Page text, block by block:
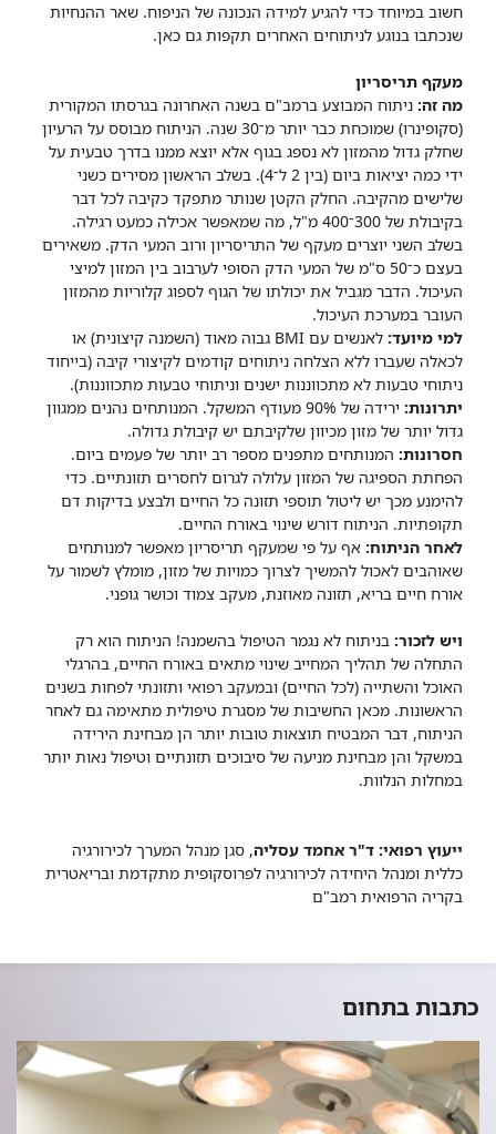
חשוב במיוחד כדי להגיע למידה הנכונה של הניפוח. שאר ההנחיות
שנכתבו בנוגע לניתוחים האחרים תקפות גם כאן.
מעקף תריסריון
מה זה: ניתוח המבוצע ברמב"ם בשנה האחרונה בגרסתו המקורית
(סקופינרו) שמוכחת כבר יותר מ־30 שנה. הניתוח מבוסס על הרעיון
שחלק גדול מהמזון לא נספג בגוף אלא יוצא ממנו בדרך טבעית על
ידי כמה יציאות ביום (בין 2 ל־4). בשלב הראשון מסירים כשני
שלישים מהקיבה. החלק הקטן שנותר מתפקד כקיבה לכל דבר
בקיבולת של 300־400 מ"ל, מה שמאפשר אכילה כמעט רגילה.
בשלב השני יוצרים מעקף של התריסריון ורוב המעי הדק. משאירים
בעצם כ־50 ס"מ של המעי הדק הסופי לערבוב בין המזון למיצי
העיכול. הדבר מגביל את יכולתו של הגוף לספוג קלוריות מהמזון
העובר במערכת העיכול.
למי מיועד:
לאנשים עם BMI גבוה מאוד (השמנה קיצונית) או
לכאלה שעברו ללא הצלחה ניתוחים קודמים לקיצורי קיבה (בייחוד
ניתוחי טבעות לא מתכווננות ישנים וניתוחי טבעות מתכווננות).
יתרונות:
ירידה של 90% מעודף המשקל. המנותחים נהנים ממגוון
גדול יותר של מזון מכיוון שלקיבתם יש קיבולת גדולה.
חסרונות: המנותחים מתפנים מספר רב יותר של פעמים ביום.
הפחתת הספיגה של המזון עלולה לגרום לחסרים תזונתיים. כדי
להימנע מכך יש ליטול תוספי תזונה כל החיים ולבצע בדיקות דם
תקופתיות. הניתוח דורש שינוי באורח החיים.
לאחר הניתוח: אף על פי שמעקף תריסריון מאפשר למנותחים
שאוהבים לאכול להמשיך לצרוך כמויות של מזון, מומלץ לשמור על
אורח חיים בריא, תזונה מאוזנת, מעקב צמוד וכושר גופני.
ויש לזכור: בניתוח לא נגמר הטיפול בהשמנה! הניתוח הוא רק
התחלה של תהליך המחייב שינוי מתאים באורח החיים, בהרגלי
האוכל והשתייה (לכל החיים) ובמעקב רפואי ותזונתי לפחות בשנים
הראשונות. מכאן החשיבות של מסגרת טיפולית מתאימה גם לאחר
הניתוח, דבר המבטיח תוצאות טובות יותר הן מבחינת הירידה
במשקל והן מבחינת מניעה של סיבוכים תזונתיים וטיפול נאות יותר
במחלות הנלוות.
ייעוץ רפואי: ד"ר אחמד עסליה, סגן מנהל המערך לכירורגיה
כללית ומנהל היחידה לכירורגיה לפרוסקופית מתקדמת ובריאטרית
בקריה הרפואית רמב"ם
כתבות בתחום